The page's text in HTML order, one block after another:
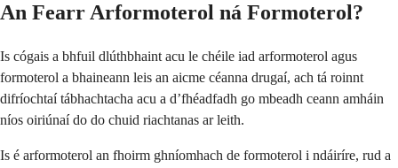
An Fearr Arformoterol ná Formoterol?
Is cógais a bhfuil dlúthbhaint acu le chéile iad arformoterol agus
formoterol a bhaineann leis an aicme céanna drugaí, ach tá roinnt
difríochtaí tábhachtacha acu a d’fhéadfadh go mbeadh ceann amháin
níos oiriúnaí do do chuid riachtanas ar leith.
Is é arformoterol an fhoirm ghníomhach de formoterol i ndáiríre, rud a